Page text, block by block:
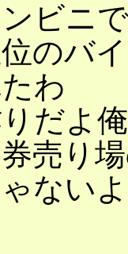
ビニ
のバ
わ
だよ
売り
ない